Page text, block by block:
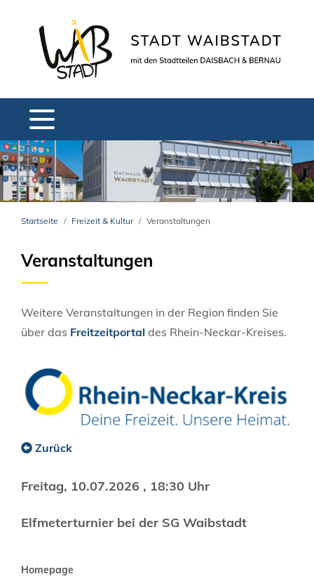
Startseite Freizeit & Kultur Veranstaltungen
Veranstaltungen
Weitere Veranstaltungen in der Region finden Sie
über das Freitzeitportal des Rhein-Neckar-Kreises.
Zurück
Freitag, 10.07.2026 , 18:30 Uhr
Elfmeterturnier bei der SG Waibstadt
Homepage